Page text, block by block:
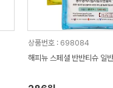
상품번호 : 698084
해피뉴 스페셜 반반티슈 일